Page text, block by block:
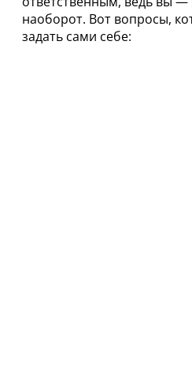
наоборот. Вот вопросы,
задать сами себе: